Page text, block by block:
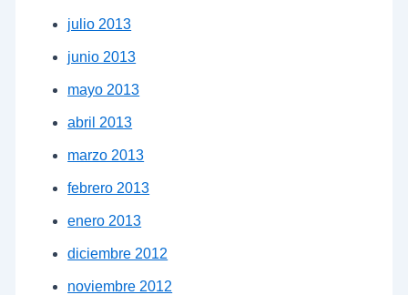
julio 2013
junio 2013
mayo 2013
abril 2013
marzo 2013
febrero 2013
enero 2013
diciembre 2012
noviembre 2012